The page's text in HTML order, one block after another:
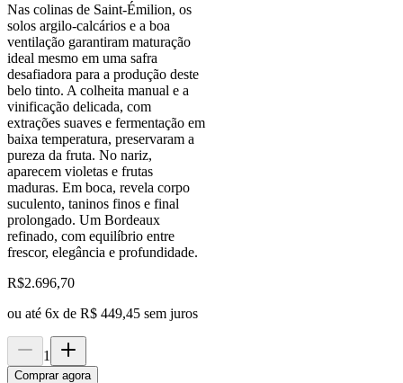
Nas colinas de Saint-Émilion, os
solos argilo-calcários e a boa
ventilação garantiram maturação
ideal mesmo em uma safra
desafiadora para a produção deste
belo tinto. A colheita manual e a
vinificação delicada, com
extrações suaves e fermentação em
baixa temperatura, preservaram a
pureza da fruta. No nariz,
aparecem violetas e frutas
maduras. Em boca, revela corpo
suculento, taninos finos e final
prolongado. Um Bordeaux
refinado, com equilíbrio entre
frescor, elegância e profundidade.
R$2.696,70
ou até 6x de R$ 449,45 sem juros
1
Comprar agora